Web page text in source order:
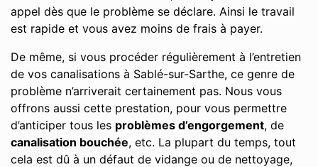
appel dès que le problème se déclare. Ainsi le travail
est rapide et vous avez moins de frais à payer.
De même, si vous procéder régulièrement à l’entretien
de vos canalisations à Sablé-sur-Sarthe, ce genre de
problème n’arriverait certainement pas. Nous vous
offrons aussi cette prestation, pour vous permettre
d’anticiper tous les problèmes d’engorgement, de
canalisation bouchée, etc. La plupart du temps, tout
cela est dû à un défaut de vidange ou de nettoyage,